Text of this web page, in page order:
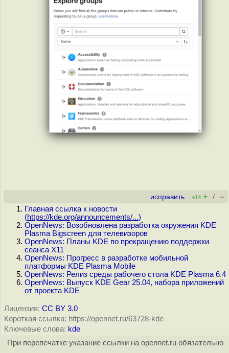
исправить +14 + / –
Главная ссылка к новости
(https://kde.org/announcements/...)
OpenNews: Возобновлена разработка окружения KDE
Plasma Bigscreen для телевизоров
OpenNews: Планы KDE по прекращению поддержки
сеанса X11
OpenNews: Прогресс в разработке мобильной
платформы KDE Plasma Mobile
OpenNews: Релиз среды рабочего стола KDE Plasma 6.4
OpenNews: Выпуск KDE Gear 25.04, набора приложений
от проекта KDE
Лицензия: CC BY 3.0
Короткая ссылка: https://opennet.ru/63728-kde
Ключевые слова: kde
При перепечатке указание ссылки на opennet.ru обязательно